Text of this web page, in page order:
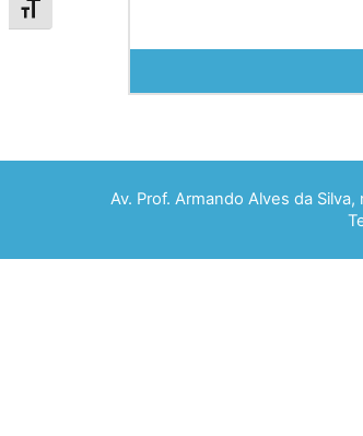
Alternar tamanho da fonte
Av. Prof. Armando Alves da